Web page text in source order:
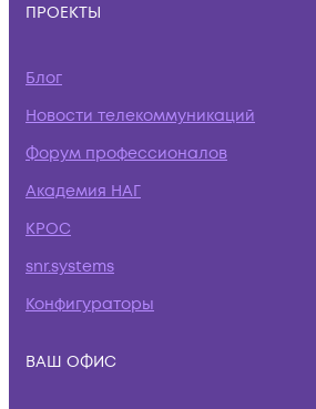
ПРОЕКТЫ
Блог
Новости телекоммуникаций
Форум профессионалов
Академия НАГ
КРОС
snr.systems
Конфигураторы
ВАШ ОФИС